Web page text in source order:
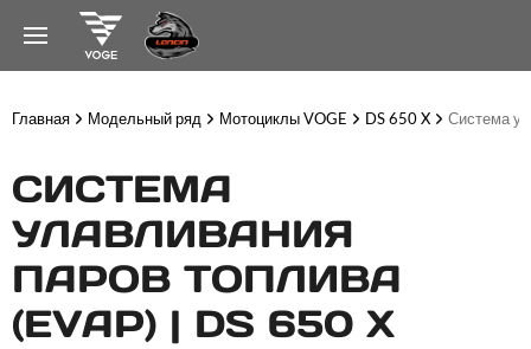
Главная Модельный ряд Мотоциклы VOGE DS 650 X Система
СИСТЕМА
УЛАВЛИВАНИЯ
ПАРОВ ТОПЛИВА
(EVAP) | DS 650 X